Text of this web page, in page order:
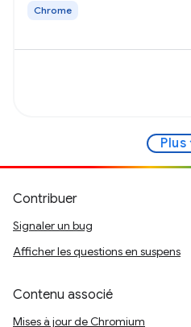
Chrome
Plus
Contribuer
Signaler un bug
Afficher les questions en suspens
Contenu associé
Mises à jour de Chromium